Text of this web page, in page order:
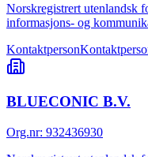
Norskregistrert utenlandsk
informasjons- og
Kontaktperson
BLUECONIC B.V.
Org.nr: 932436930